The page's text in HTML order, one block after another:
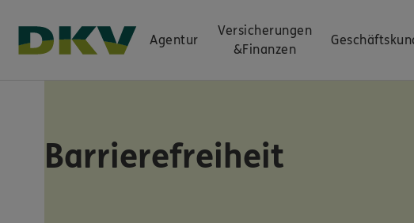
Agentur
Versicherungen
&Finanzen
Barrierefreiheit